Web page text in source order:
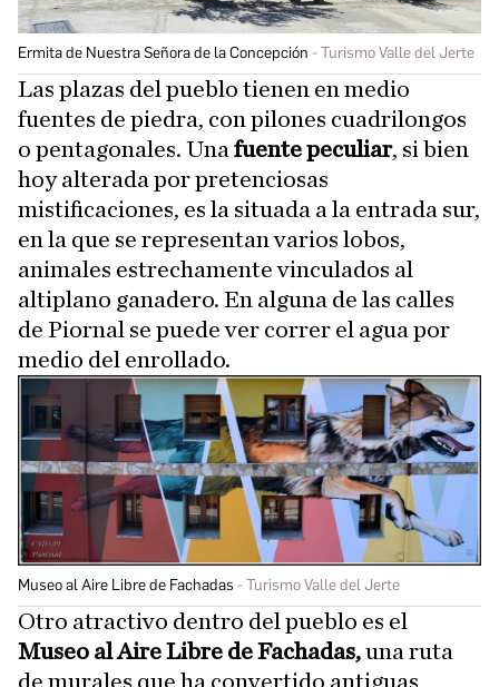
Ermita de Nuestra Señora de la Concepción Turismo Valle del Jerte
Las plazas del pueblo tienen en medio
fuentes de piedra, con pilones cuadrilongos
o pentagonales. Una fuente peculiar, si bien
hoy alterada por pretenciosas
mistificaciones, es la situada a la entrada sur,
en la que se representan varios lobos,
animales estrechamente vinculados al
altiplano ganadero. En alguna de las calles
de Piornal se puede ver correr el agua por
medio del enrollado.
Museo al Aire Libre de Fachadas Turismo Valle del Jerte
Otro atractivo dentro del pueblo es el
Museo al Aire Libre de Fachadas,una ruta
de murales que ha convertido antiguas